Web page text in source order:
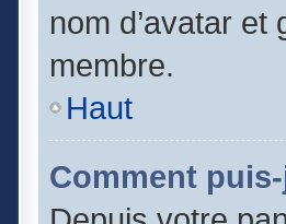
nom d’avatar
membre.
Haut
Comment